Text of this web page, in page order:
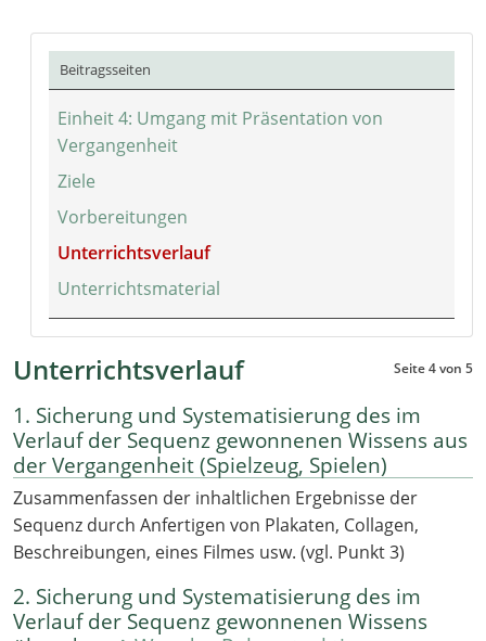
Beitragsseiten
Einheit 4: Umgang mit Präsentation von
Vergangenheit
Ziele
Vorbereitungen
Unterrichtsverlauf
Unterrichtsmaterial
Seite 4 von 5
Unterrichtsverlauf
1. Sicherung und Systematisierung des im
Verlauf der Sequenz gewonnenen Wissens aus
der Vergangenheit (Spielzeug, Spielen)
Zusammenfassen der inhaltlichen Ergebnisse der
Sequenz durch Anfertigen von Plakaten, Collagen,
Beschreibungen, eines Filmes usw. (vgl. Punkt 3)
2. Sicherung und Systematisierung des im
Verlauf der Sequenz gewonnenen Wissens